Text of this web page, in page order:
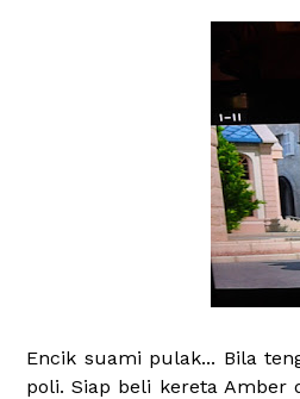
Encik suami pulak... Bila
poli. Siap beli kereta Amber